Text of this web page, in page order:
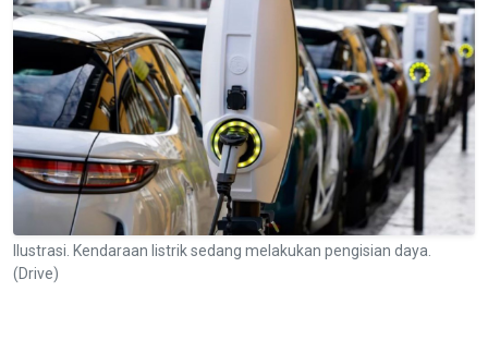
Ilustrasi. Kendaraan listrik sedang melakukan pengisian daya.
(Drive)